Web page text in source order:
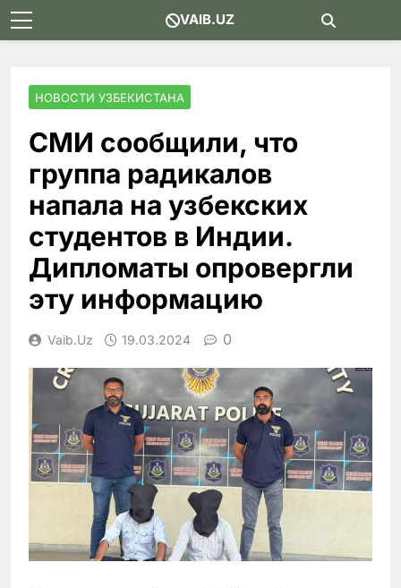
Skip
to
VAIB.UZ
НОВОСТИ УЗБЕКИСТАНА
СМИ сообщили, что
группа радикалов
напала на узбекских
студентов в Индии.
Дипломаты опровергли
эту информацию
Vaib.uz 19.03.2024 0